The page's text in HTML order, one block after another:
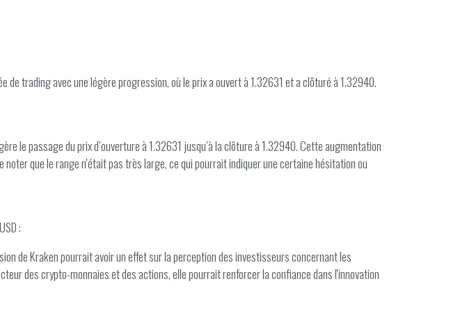
de trading avec une légère progression, où le prix a ouvert à 1.32631 et a clôturé à 1.32940.
le passage du prix d’ouverture à 1.32631 jusqu’à la clôture à 1.32940. Cette augmentation
que le range n'était pas très large, ce qui pourrait indiquer une certaine hésitation ou
:
de Kraken pourrait avoir un effet sur la perception des investisseurs concernant les
des crypto-monnaies et des actions, elle pourrait renforcer la confiance dans l'innovation